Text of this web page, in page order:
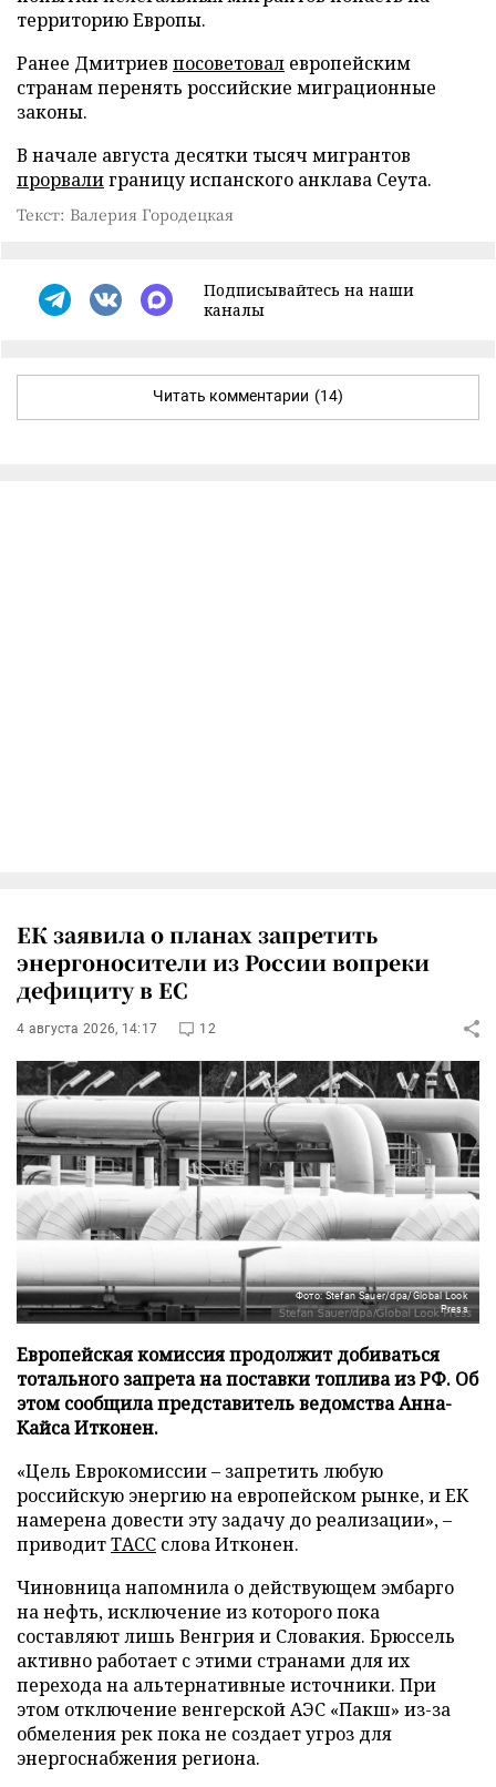
территорию Европы.
Ранее Дмитриев посоветовал европейским
странам перенять российские миграционные
законы.
В начале августа десятки тысяч мигрантов
прорвалиграницу испанского анклава Сеута.
Текст: Валерия Городецкая
Подписывайтесь на наши
каналы
Читать комментарии (14)
ЕК заявила о планах запретить
энергоносители из России вопреки
дефициту в ЕС
4 августа 2026, 14:17 12
Фото: Stefan Sauer/dpa/Global Look
Press
Европейская комиссия продолжит добиваться
тотального запрета на поставки топлива из РФ. Об
этом сообщила представитель ведомства Анна-
Кайса Итконен.
«Цель Еврокомиссии – запретить любую
российскую энергию на европейском рынке, и ЕК
намерена довести эту задачу до реализации», –
приводитТАСС слова Итконен.
Чиновница напомнила о действующем эмбарго
на нефть, исключение из которого пока
составляют лишь Венгрия и Словакия. Брюссель
активно работает с этими странами для их
перехода на альтернативные источники. При
этом отключение венгерской АЭС «Пакш» из-за
обмеления рек пока не создает угроз для
энергоснабжения региона.